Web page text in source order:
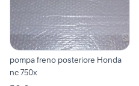
pompa freno posteriore Honda
nc 750x